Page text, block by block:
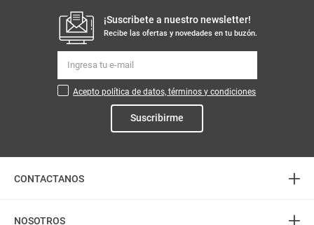
¡Suscribete a nuestro newsletter!
Recibe las ofertas y novedades en tu buzón.
Acepto política de datos, términos y condiciones
Suscribirme
CONTACTANOS +
Atención telefónica
NOSOTROS